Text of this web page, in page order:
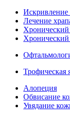
Искривление
Лечение
Хронический
Трофическая
Алопеция
Обвисание
Увядание